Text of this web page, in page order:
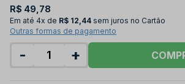
R$ 49,78
Em até 4x de R$ 12,44 sem juros no Cartão
Outras formas de pagamento
- +